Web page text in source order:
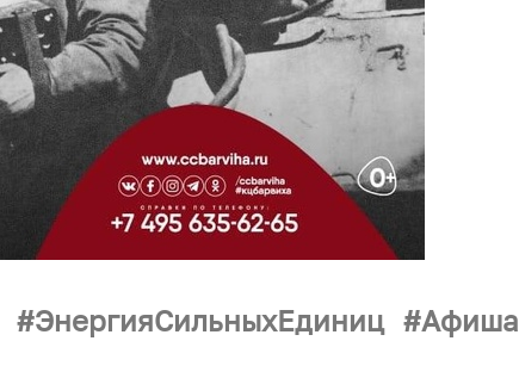
ЭнергияСильныхЕдиниц
Афиша